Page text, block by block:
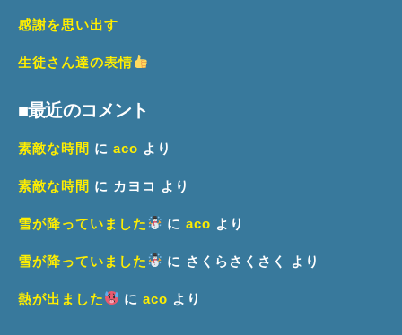
感謝を思い出す
生徒さん達の表情
■最近のコメント
素敵な時間 に aco より
素敵な時間 に カヨコ より
雪が降っていました に aco より
雪が降っていました に さくらさくさく より
熱が出ました に aco より